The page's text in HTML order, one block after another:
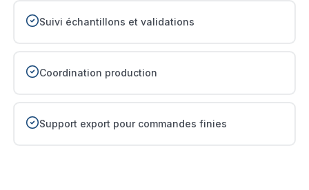
Suivi échantillons et validations
Coordination production
Support export pour commandes finies